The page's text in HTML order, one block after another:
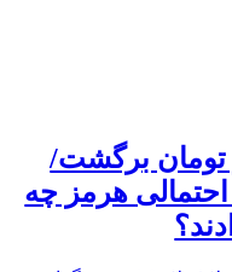
186 هزار تومان برگشت/
احتمالی هرمز چه